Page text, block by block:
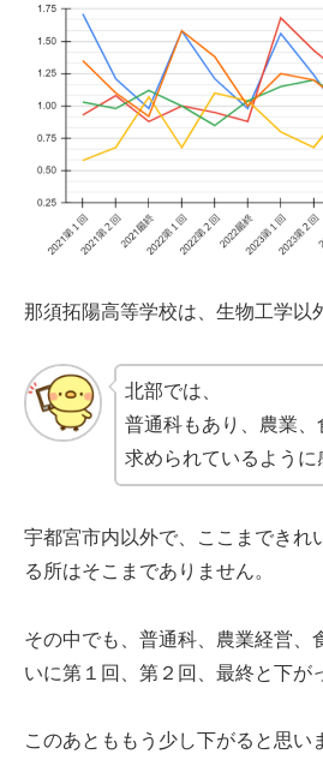
那須拓陽高等学校は、生物工学以
北部では、
普通科もあり、農業
求められているように
宇都宮市内以外で、ここまできれ
る所はそこまでありません。
その中でも、普通科、農業経営、
いに第１回、第２回、最終と下が
このあとももう少し下がると思い